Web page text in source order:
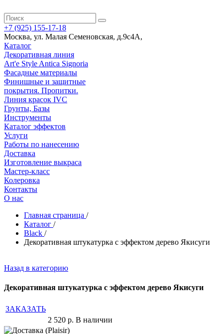
+7 (925) 155-17-18
Москва, ул. Малая Семеновская, д.9с4А,
Каталог
Декоративная линия
Art'e Style Antica Signoria
Фасадные материалы
Финишные и защитные
покрытия. Пропитки.
Линия красок IVC
Грунты, Базы
Инструменты
Каталог эффектов
Услуги
Работы по нанесению
Доставка
Изготовление выкраса
Мастер-класс
Колеровка
Контакты
О нас
Главная страница /
Каталог /
Black /
Декоративная штукатурка с эффектом дерево Якисуги
Назад в категорию
Декоративная штукатурка с эффектом дерево Якисуги
ЗАКАЗАТЬ
2 520 р. В наличии